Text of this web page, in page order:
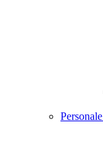
Personale